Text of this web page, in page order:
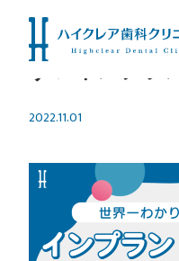
【無料セミナ
2022.11.01